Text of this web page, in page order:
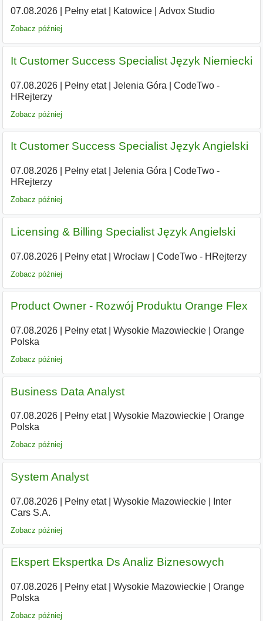
07.08.2026| Pełny etat| Katowice| Advox Studio
Zobacz później
It Customer Success Specialist Język Niemiecki
07.08.2026| Pełny etat| Jelenia Góra
CodeTwo -
HRejterzy
Zobacz później
It Customer Success Specialist Język Angielski
07.08.2026| Pełny etat| Jelenia Góra
CodeTwo -
HRejterzy
Zobacz później
Licensing & Billing Specialist Język Angielski
07.08.2026| Pełny etat| Wrocław| CodeTwo - HRejterzy
Zobacz później
Product Owner - Rozwój Produktu Orange Flex
07.08.2026| Pełny etat| Wysokie Mazowieckie|
Orange
Polska
Zobacz później
Business Data Analyst
07.08.2026| Pełny etat| Wysokie Mazowieckie|
Orange
Polska
Zobacz później
System Analyst
07.08.2026| Pełny etat| Wysokie Mazowieckie|
Inter
Cars S.A.
Zobacz później
Ekspert Ekspertka Ds Analiz Biznesowych
07.08.2026| Pełny etat| Wysokie Mazowieckie|
Orange
Polska
Zobacz później